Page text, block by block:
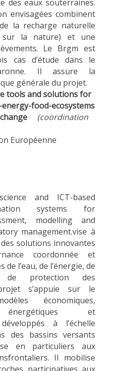
des eaux souterraines.
envisagées combinent
la recharge naturelle
sur la nature) et une
Le Brgm est
cas d’étude dans le
Il assure la
générale du projet.
tools and solutions for
food-ecosystems
(coordination
Européenne
and ICT-based
systems for
modelling and
management.vise à
solutions innovantes
coordonnée et
l’eau, de l’énergie, de
de protection des
s’appuie sur le
économiques,
énergétiques et
à l’échelle
des bassins versants
en particuliers aux
Il mobilise
participatives aux